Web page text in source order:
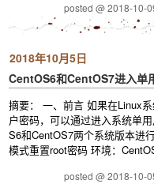
posted @ 2018-10-
2018年10月5日
CentOS6和CentOS7进入单
摘要： 一、前言 如果在Linux
户密码，可以通过进入系统单
S6和CentOS7两个系统版本进
模式重置root密码 环境：
posted @ 2018-10-